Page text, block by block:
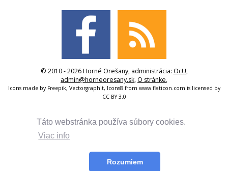
Táto webstránka používa súbory cookies.
Viac info
Rozumiem
© 2010 - 2026 Horné Orešany, administrácia: OcU,
admin@horneoresany.sk, O stránke,
Icons made by Freepik, Vectorgraphit, Icons8 from www.flaticon.com is licensed by
CC BY 3.0